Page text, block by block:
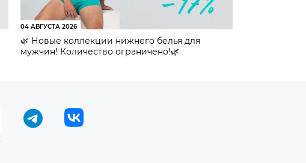
04 АВГУСТА 2026
🌿 Новые коллекции нижнего белья для
мужчин! Количество ограничено!🌿